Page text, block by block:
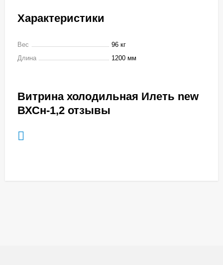
Характеристики
Вес
96 кг
Длина
1200 мм
Витрина холодильная Илеть new
ВХСн-1,2 отзывы